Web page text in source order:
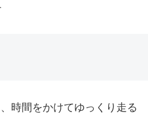
時間をかけてゆっくり走る